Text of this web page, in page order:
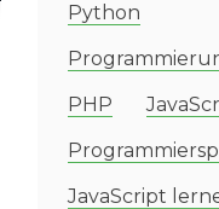
Python
PHP
JavaScript